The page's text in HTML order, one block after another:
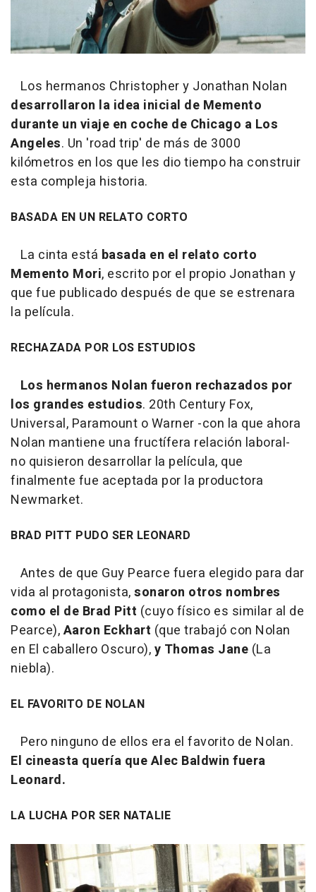
Los hermanos Christopher y Jonathan Nolan
desarrollaron la idea inicial de Memento
durante un viaje en coche de Chicago a Los
Angeles. Un 'road trip' de más de 3000
kilómetros en los que les dio tiempo ha construir
esta compleja historia.
BASADA EN UN RELATO CORTO
La cinta está basada en el relato corto
Memento Mori, escrito por el propio Jonathan y
que fue publicado después de que se estrenara
la película.
RECHAZADA POR LOS ESTUDIOS
Los hermanos Nolan fueron rechazados por
los grandes estudios. 20th Century Fox,
Universal, Paramount o Warner -con la que ahora
Nolan mantiene una fructífera relación laboral-
no quisieron desarrollar la película, que
finalmente fue aceptada por la productora
Newmarket.
BRAD PITT PUDO SER LEONARD
Antes de que Guy Pearce fuera elegido para dar
vida al protagonista,sonaron otros nombres
como el de Brad Pitt (cuyo físico es similar al de
Pearce),Aaron Eckhart (que trabajó con Nolan
en El caballero Oscuro),y Thomas Jane (La
niebla).
EL FAVORITO DE NOLAN
Pero ninguno de ellos era el favorito de Nolan.
El cineasta quería que Alec Baldwin fuera
Leonard.
LA LUCHA POR SER NATALIE